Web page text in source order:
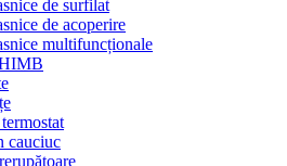
de surfilat
de acoperire
multifuncționale
cauciuc